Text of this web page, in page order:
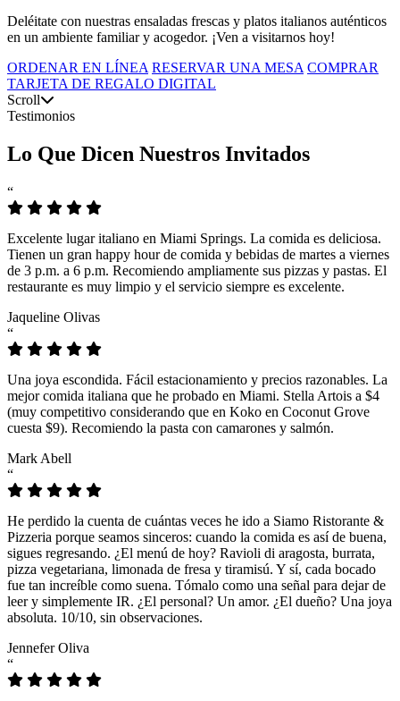
Deléitate con nuestras ensaladas frescas y platos italianos auténticos
en un ambiente familiar y acogedor. ¡Ven a visitarnos hoy!
ORDENAR EN LÍNEA RESERVAR UNA MESA COMPRAR
TARJETA DE REGALO DIGITAL
Scroll
Testimonios
Lo Que Dicen Nuestros Invitados
“
Excelente lugar italiano en Miami Springs. La comida es deliciosa.
Tienen un gran happy hour de comida y bebidas de martes a viernes
de 3 p.m. a 6 p.m. Recomiendo ampliamente sus pizzas y pastas. El
restaurante es muy limpio y el servicio siempre es excelente.
Jaqueline Olivas
“
Una joya escondida. Fácil estacionamiento y precios razonables. La
mejor comida italiana que he probado en Miami. Stella Artois a $4
(muy competitivo considerando que en Koko en Coconut Grove
cuesta $9). Recomiendo la pasta con camarones y salmón.
Mark Abell
“
He perdido la cuenta de cuántas veces he ido a Siamo Ristorante &
Pizzeria porque seamos sinceros: cuando la comida es así de buena,
sigues regresando. ¿El menú de hoy? Ravioli di aragosta, burrata,
pizza vegetariana, limonada de fresa y tiramisú. Y sí, cada bocado
fue tan increíble como suena. Tómalo como una señal para dejar de
leer y simplemente IR. ¿El personal? Un amor. ¿El dueño? Una joya
absoluta. 10/10, sin observaciones.
Jennefer Oliva
“